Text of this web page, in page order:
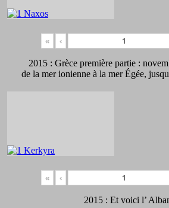
« ‹
2015 : Grèce première partie :
de la mer ionienne à la mer Égée,
« ‹
2015 : Et voici l’